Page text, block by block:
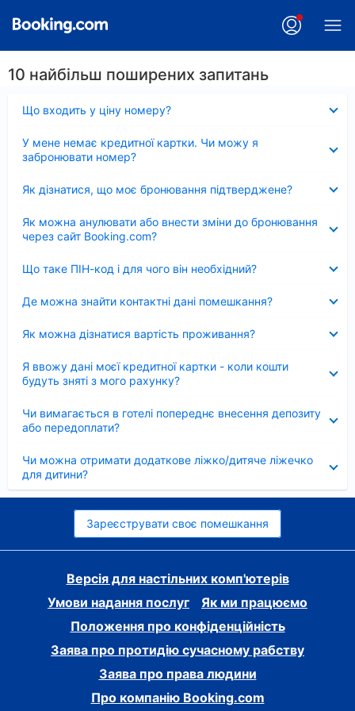
10 найбільш поширених запитань
Що входить у ціну номеру?
У мене немає кредитної картки. Чи можу я
забронювати номер?
Як дізнатися, що моє бронювання підтверджене?
Як можна анулювати або внести зміни до бронювання
через сайт Booking.com?
Що таке ПІН-код і для чого він необхідний?
Де можна знайти контактні дані помешкання?
Як можна дізнатися вартість проживання?
Я ввожу дані моєї кредитної картки - коли кошти
будуть зняті з мого рахунку?
Чи вимагається в готелі попереднє внесення депозиту
або передоплати?
Чи можна отримати додаткове ліжко/дитяче ліжечко
для дитини?
Зареєструвати своє помешкання
Версія для настільних комп'ютерів
Умови надання послуг
Як ми працюємо
Положення про конфіденційність
Заява про протидію сучасному рабству
Заява про права людини
Про компанію Booking.com